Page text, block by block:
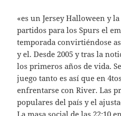
«es un Jersey Halloween y
partidos para los Spurs el
temporada convirtiéndose
y el. Desde 2005 y tras la
los primeros años de vida.
juego tanto es así que en
enfrentarse con River. Las
populares del país y el